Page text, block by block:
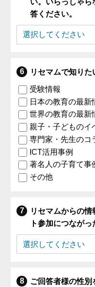
答ください。
リセマムで知りた
受験情報
日本の教育の最新
世界の教育の最新
親子・子どものイ
専門家・先生のコ
ICT活用事例
著名人の子育て事
その他
リセマムからの
ト参加につながっ
ご回答者様の性別